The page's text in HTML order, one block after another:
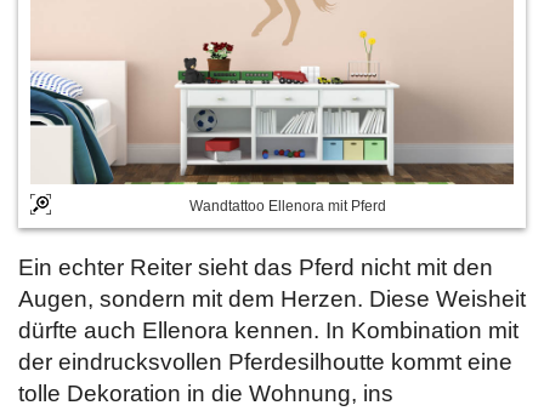
Wandtattoo Ellenora mit Pferd
Ein echter Reiter sieht das Pferd nicht mit den
Augen, sondern mit dem Herzen. Diese Weisheit
dürfte auch Ellenora kennen. In Kombination mit
der eindrucksvollen Pferdesilhoutte kommt eine
tolle Dekoration in die Wohnung, ins